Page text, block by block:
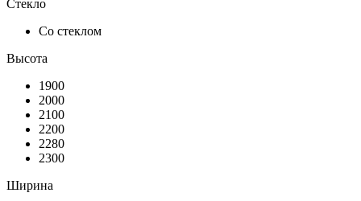
Стекло
Со стеклом
Высота
1900
2000
2100
2200
2280
2300
Ширина